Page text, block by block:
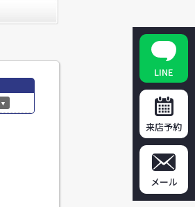
▼
LINE
来店予約
メール